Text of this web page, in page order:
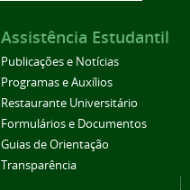
Assistência Estudantil
Publicações e Notícias
Programas e Auxílios
Restaurante Universitário
Formulários e Documentos
Guias de Orientação
Transparência